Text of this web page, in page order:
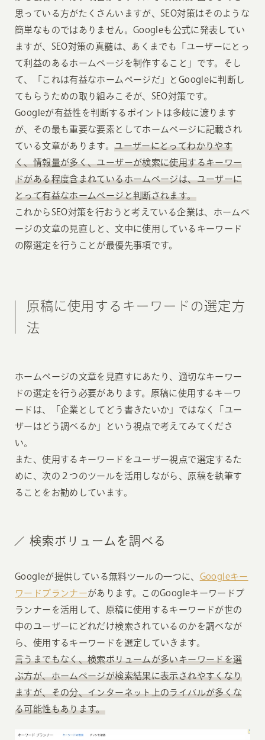
思っている方がたくさんいますが、SEO対策はそのような
簡単なものではありません。Googleも公式に発表してい
ますが、SEO対策の真髄は、あくまでも「ユーザーにとっ
て利益のあるホームページを制作すること」です。そし
て、「これは有益なホームページだ」とGoogleに判断し
てもらうための取り組みこそが、SEO対策です。
Googleが有益性を判断するポイントは多岐に渡ります
が、その最も重要な要素としてホームページに記載され
ている文章があります。ユーザーにとってわかりやす
く、情報量が多く、ユーザーが検索に使用するキーワー
ドがある程度含まれているホームページは、ユーザーに
とって有益なホームページと判断されます。
これからSEO対策を行おうと考えている企業は、ホームペ
ージの文章の見直しと、文中に使用しているキーワード
の際選定を行うことが最優先事項です。
原稿に使用するキーワードの選定方
法
ホームページの文章を見直すにあたり、適切なキーワー
ドの選定を行う必要があります。原稿に使用するキーワ
ードは、「企業としてどう書きたいか」ではなく「ユー
ザーはどう調べるか」という視点で考えてみてくださ
い。
また、使用するキーワードをユーザー視点で選定するた
めに、次の２つのツールを活用しながら、原稿を執筆す
ることをお勧めしています。
検索ボリュームを調べる
Googleが提供している無料ツールの一つに、 Googleキー
ワードプランナーがあります。このGoogleキーワードプ
ランナーを活用して、原稿に使用するキーワードが世の
中のユーザーにどれだけ検索されているのかを調べなが
ら、使用するキーワードを選定していきます。
言うまでもなく、検索ボリュームが多いキーワードを選
ぶ方が、ホームページが検索結果に表示されやすくなり
ますが、その分、インターネット上のライバルが多くな
る可能性もあります。